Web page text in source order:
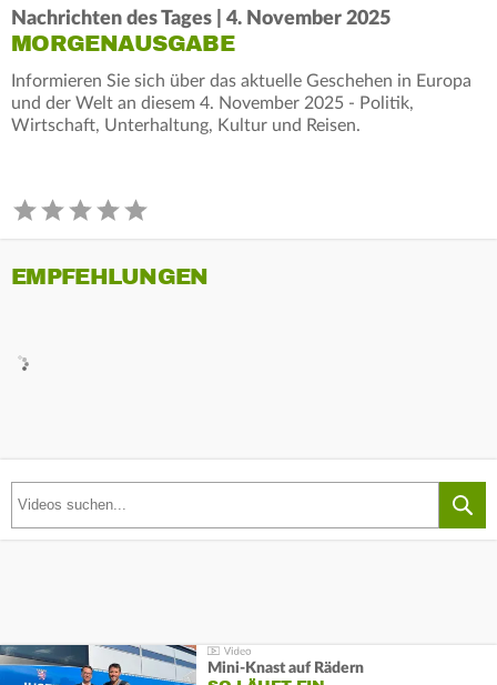
Nachrichten des Tages | 4. November 2025
MORGENAUSGABE
Informieren Sie sich über das aktuelle Geschehen in Europa
und der Welt an diesem 4. November 2025 - Politik,
Wirtschaft, Unterhaltung, Kultur und Reisen.
EMPFEHLUNGEN
Mini-Knast auf Rädern